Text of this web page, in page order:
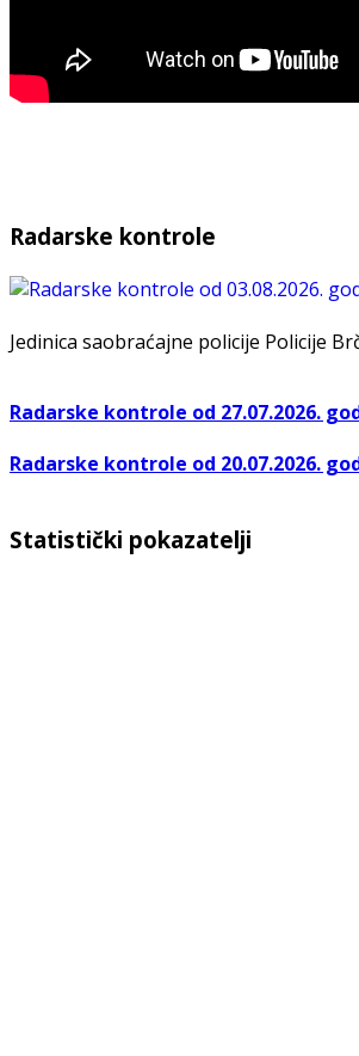
Radarske kontrole
Jedinica saobraćajne policije Policije
Radarske kontrole od 27.07.2026.
Radarske kontrole od 20.07.2026.
Statistički pokazatelji